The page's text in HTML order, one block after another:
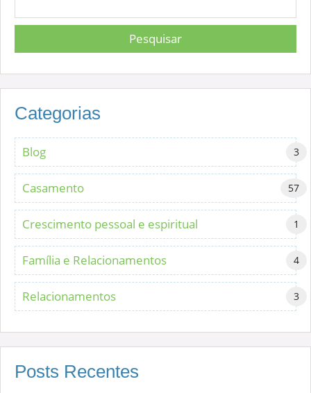
Categorias
Blog 3
Casamento 57
Crescimento pessoal e espiritual 1
Família e Relacionamentos 4
Relacionamentos 3
Posts Recentes